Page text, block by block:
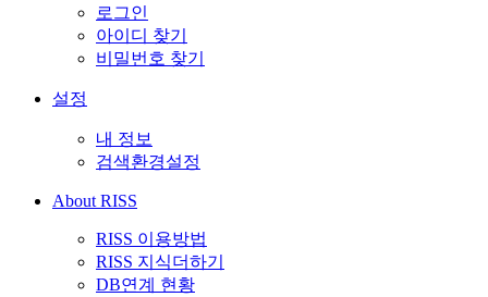
로그인
아이디 찾기
비밀번호 찾기
설정
내 정보
검색환경설정
About RISS
RISS 이용방법
RISS 지식더하기
DB연계 현황